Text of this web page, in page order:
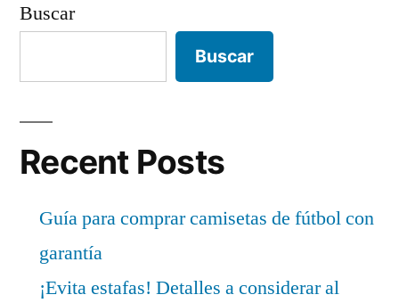
Buscar
Buscar
Recent Posts
Guía para comprar camisetas de fútbol con
garantía
¡Evita estafas! Detalles a considerar al